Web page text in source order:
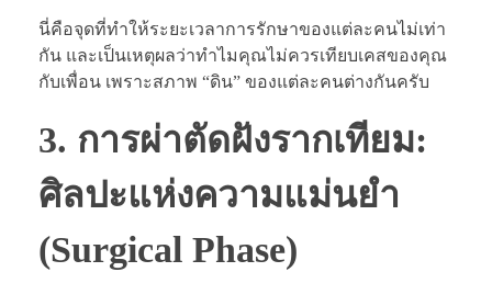
นี่คือจุดที่ทำให้ระยะเวลาการรักษาของแต่ละคนไม่เท่า
กัน และเป็นเหตุผลว่าทำไมคุณไม่ควรเทียบเคสของคุณ
กับเพื่อน เพราะสภาพ “ดิน” ของแต่ละคนต่างกันครับ
3. การผ่าตัดฝังรากเทียม:
ศิลปะแห่งความแม่นยำ
(Surgical Phase)